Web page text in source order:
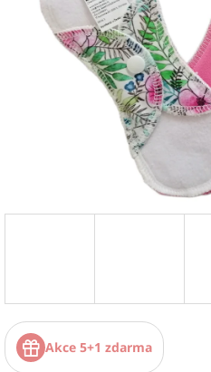
Akce 5+1 zdarma